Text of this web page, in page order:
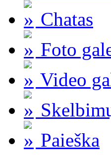
Chatas
Foto
Video
Paieška